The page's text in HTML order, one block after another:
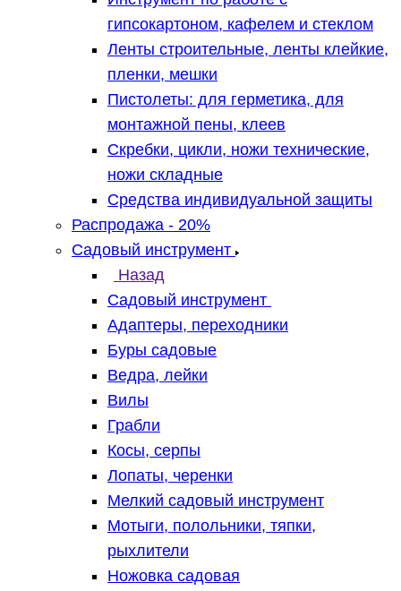
гипсокартоном, кафелем и стеклом
Ленты строительные, ленты клейкие,
пленки, мешки
Пистолеты: для герметика, для
монтажной пены, клеев
Скребки, цикли, ножи технические,
ножи складные
Средства индивидуальной защиты
Распродажа - 20%
Садовый инструмент
Назад
Садовый инструмент
Адаптеры, переходники
Буры садовые
Ведра, лейки
Вилы
Грабли
Косы, серпы
Лопаты, черенки
Мелкий садовый инструмент
Мотыги, полольники, тяпки,
рыхлители
Ножовка садовая